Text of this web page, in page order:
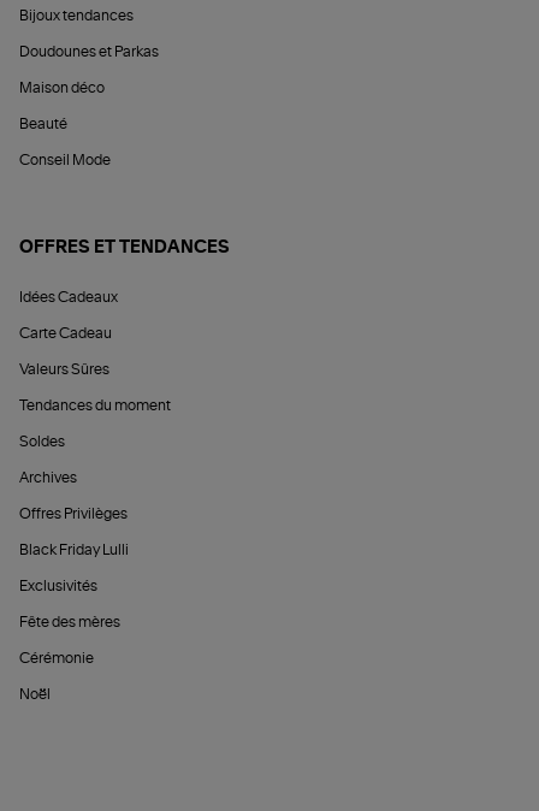
Bijoux tendances
Doudounes et Parkas
Maison déco
Beauté
Conseil Mode
OFFRES ET TENDANCES
Idées Cadeaux
Carte Cadeau
Valeurs Sûres
Tendances du moment
Soldes
Archives
Offres Privilèges
Black Friday Lulli
Exclusivités
Fête des mères
Cérémonie
Noël